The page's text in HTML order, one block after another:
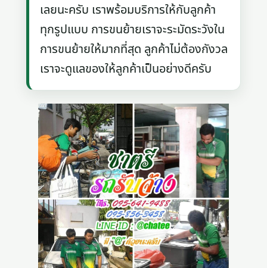
เลยนะครับ เราพร้อมบริการให้กับลูกค้า
ทุกรูปแบบ การขนย้ายเราจะระมัดระวังใน
การขนย้ายให้มากที่สุด ลูกค้าไม่ต้องกังวล
เราจะดูแลของให้ลูกค้าเป็นอย่างดีครับ